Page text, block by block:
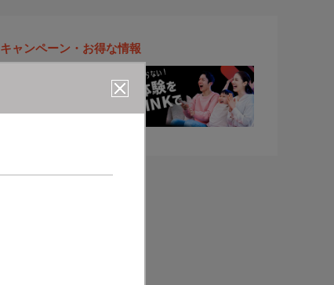
キャンペーン・お得な情報